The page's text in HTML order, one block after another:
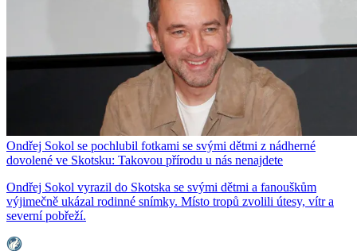
Ondřej Sokol se pochlubil fotkami se svými dětmi z nádherné
dovolené ve Skotsku: Takovou přírodu u nás nenajdete
Ondřej Sokol vyrazil do Skotska se svými dětmi a fanouškům
výjimečně ukázal rodinné snímky. Místo tropů zvolili útesy, vítr a
severní pobřeží.